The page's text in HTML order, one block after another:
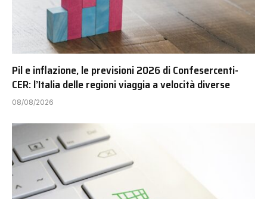
Pil e inflazione, le previsioni 2026 di Confesercenti-
CER: l’Italia delle regioni viaggia a velocità diverse
08/08/2026